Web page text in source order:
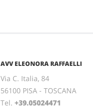
AVV ELEONORA RAFFAELLI
Via C. Italia, 84
56100 PISA - TOSCANA
Tel. +39.05024471